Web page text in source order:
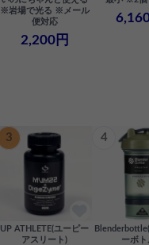
※岩場で光る ※メール
便対応
2,200円
3
UP ATHLETE(ユーピー
アスリート)
4
ーボト